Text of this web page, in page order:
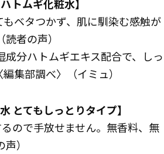
トムギ化粧水】
もベタつかず、肌に馴染む感触が
者の声）
分ハトムギエキス配合で、しっ
集部調べ〉（イミュ）
とてもしっとりタイプ】
ので手放せません。無香料、無
）